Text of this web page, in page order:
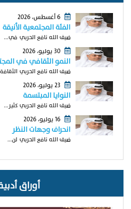
6 أغسطس، 2026
الفئة المجتمعية الأنيقة
ضيف الله نافع الحربي في...
30 يوليو، 2026
النمو الثقافي في
ضيف الله نافع الحربي
النوايا المبتسمة
ضيف الله نافع الحربي كثير...
16 يوليو، 2026
انحراف وجهات النظر
ضيف الله نافع الحربي لن...
أوراق